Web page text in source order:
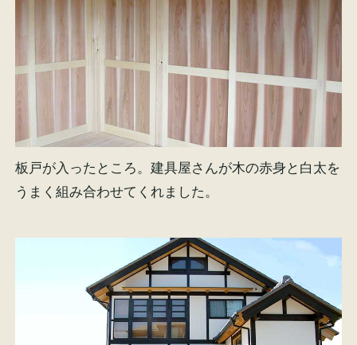
板戸が入ったところ。建具屋さんが木の赤身と白太を
うまく組み合わせてくれました。